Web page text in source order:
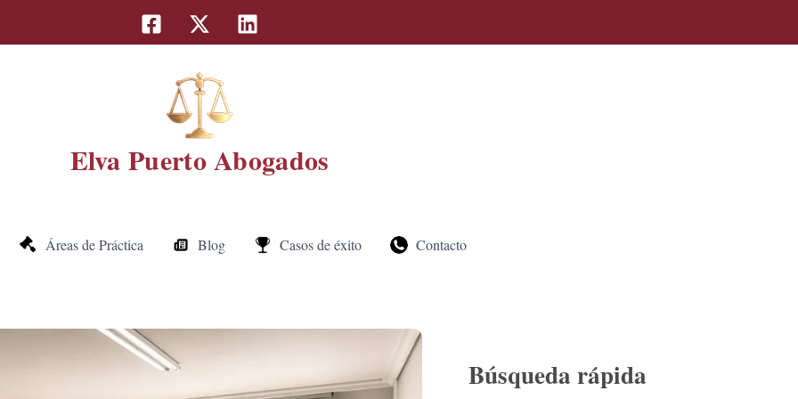
Elva Puerto Abogados
Áreas de Práctica Blog Casos de éxito Contacto
Búsqueda rápida
s